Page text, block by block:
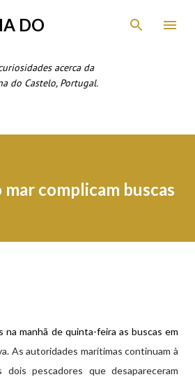
para o conteúdo principal
DO
acerca da
do Castelo, Portugal.
complicam buscas
na manhã de quinta-feira as buscas em
As autoridades marítimas continuam à
pescadores que desapareceram